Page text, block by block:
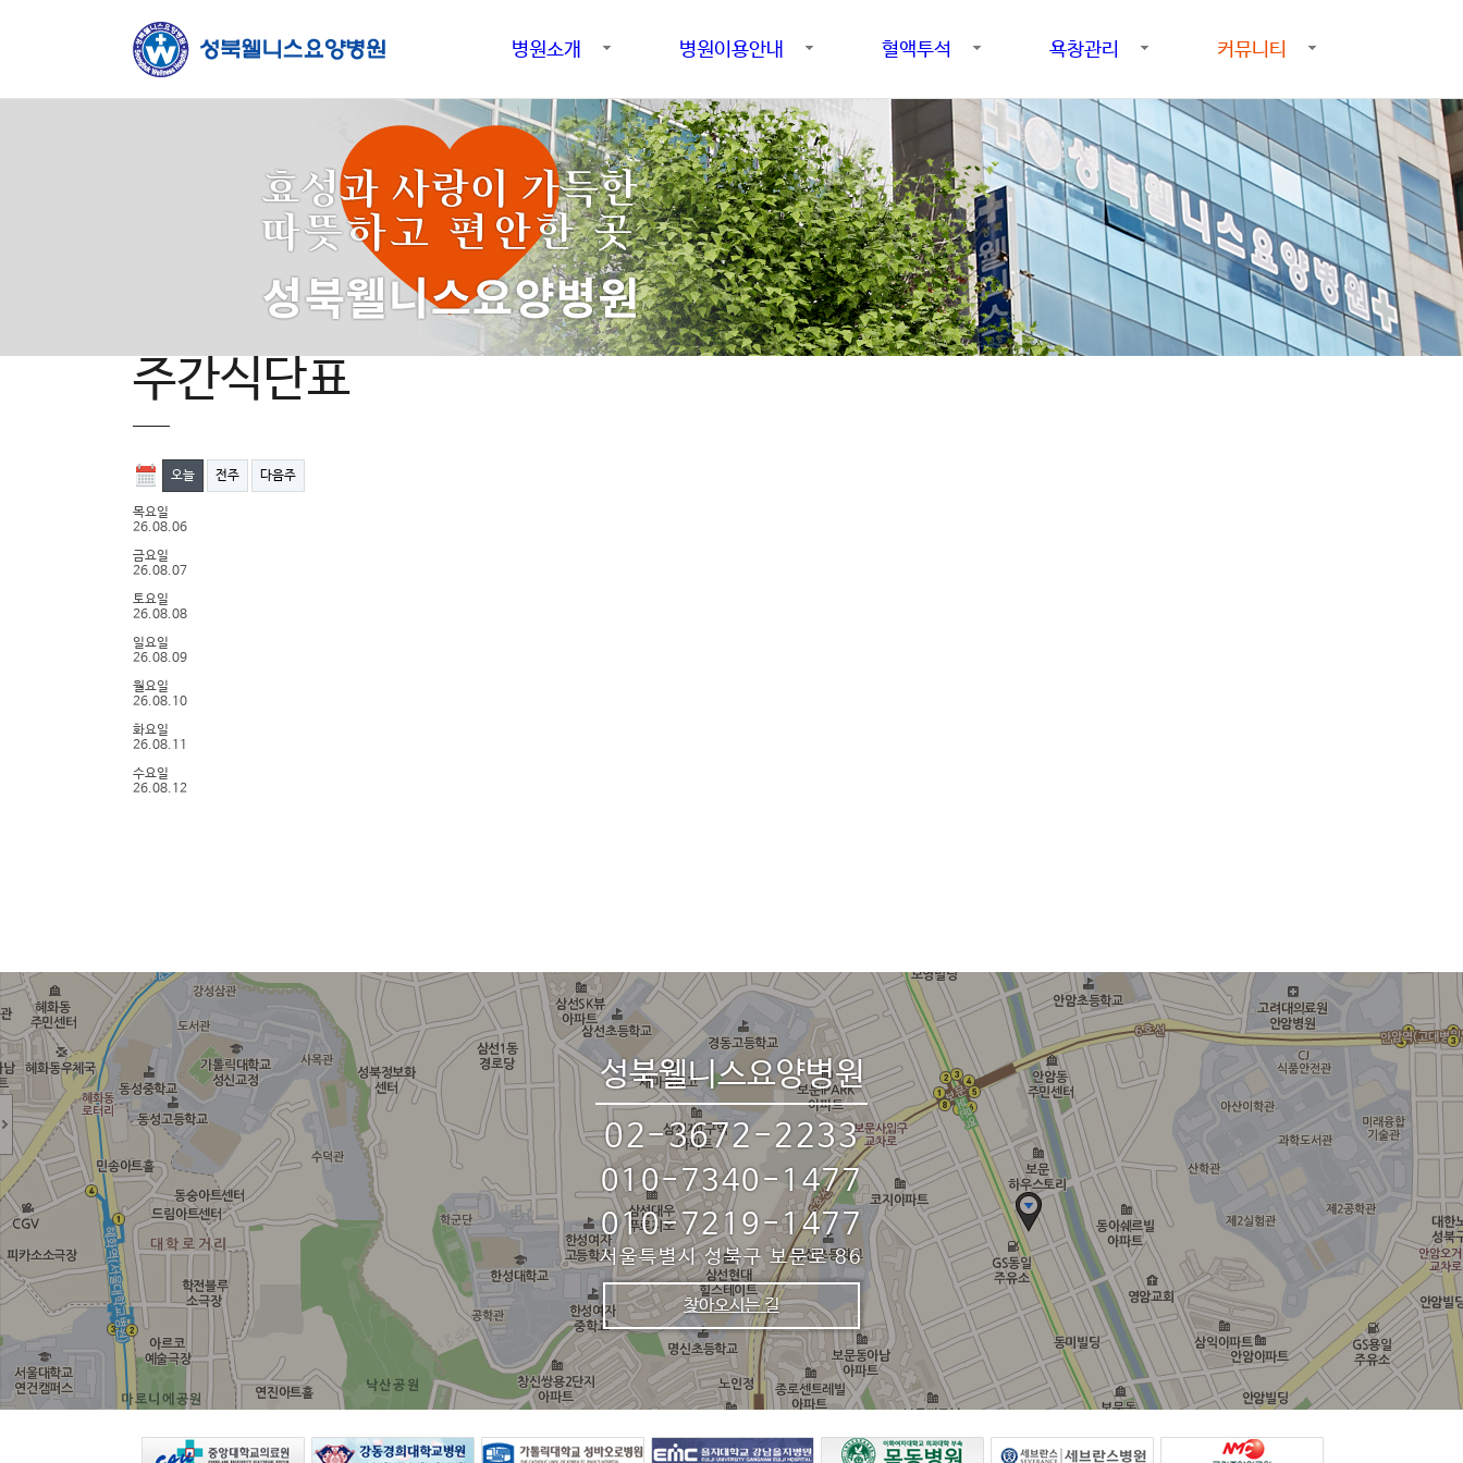
병원소개 병원이용안내 혈액투석 욕창관리 커뮤니티
주간식단표
오늘 전주 다음주
목요일
26.08.06
금요일
26.08.07
토요일
26.08.08
일요일
26.08.09
월요일
26.08.10
화요일
26.08.11
수요일
26.08.12
성북웰니스요양병원
02-3672-2233
010-7340-1477
010-7219-1477
서울특별시 성북구 보문로 86
찾아오시는 길